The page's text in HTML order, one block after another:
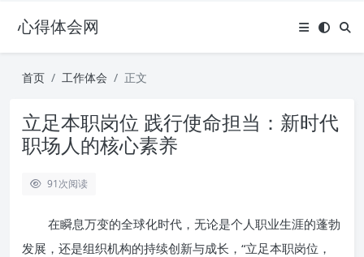
心得体会网
首页 工作体会 正文
立足本职岗位 践行使命担当：新时代
职场人的核心素养
91次阅读
在瞬息万变的全球化时代，无论是个人职业生涯的蓬勃
发展，还是组织机构的持续创新与成长，“立足本职岗位，